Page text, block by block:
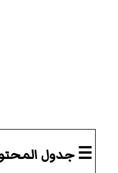
☰ جدول